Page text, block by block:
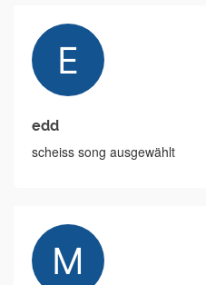
edd
scheiss song ausgewählt